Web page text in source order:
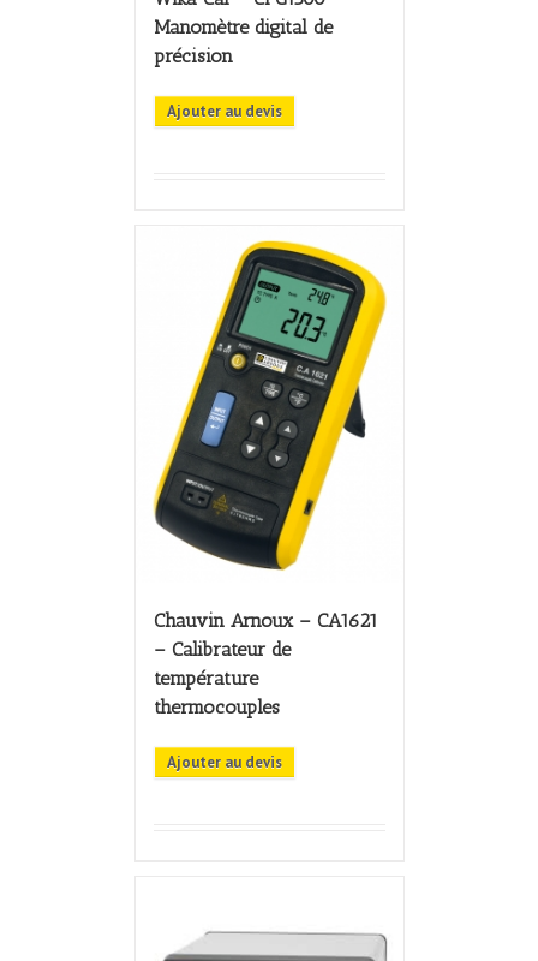
Manomètre digital de
précision
Ajouter au devis
Chauvin Arnoux – CA1621
– Calibrateur de
température
thermocouples
Ajouter au devis